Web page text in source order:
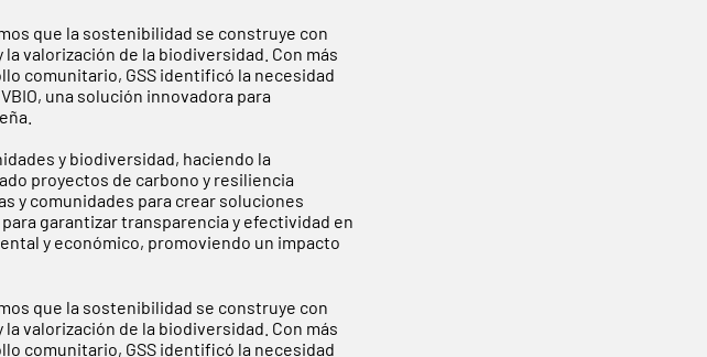
que la sostenibilidad se construye con
valorización de la biodiversidad. Con más
comunitario, GSS identificó la necesidad
una solución innovadora para
y biodiversidad, haciendo la
proyectos de carbono y resiliencia
y comunidades para crear soluciones
garantizar transparencia y efectividad en
y económico, promoviendo un impacto
que la sostenibilidad se construye con
valorización de la biodiversidad. Con más
comunitario, GSS identificó la necesidad